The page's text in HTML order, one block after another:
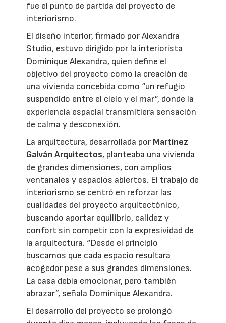
fue el punto de partida del proyecto de
interiorismo.
El diseño interior, firmado por Alexandra
Studio, estuvo dirigido por la interiorista
Dominique Alexandra, quien define el
objetivo del proyecto como la creación de
una vivienda concebida como “un refugio
suspendido entre el cielo y el mar”, donde la
experiencia espacial transmitiera sensación
de calma y desconexión.
La arquitectura, desarrollada por Martínez
Galván Arquitectos, planteaba una vivienda
de grandes dimensiones, con amplios
ventanales y espacios abiertos. El trabajo de
interiorismo se centró en reforzar las
cualidades del proyecto arquitectónico,
buscando aportar equilibrio, calidez y
confort sin competir con la expresividad de
la arquitectura. “Desde el principio
buscamos que cada espacio resultara
acogedor pese a sus grandes dimensiones.
La casa debía emocionar, pero también
abrazar”, señala Dominique Alexandra.
El desarrollo del proyecto se prolongó